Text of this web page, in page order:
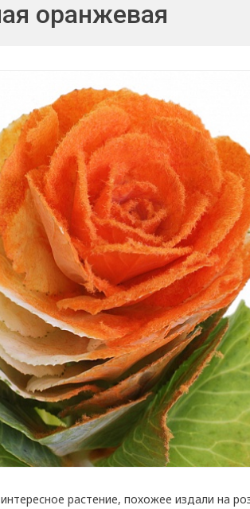
оранжевая
растение, похожее издали на